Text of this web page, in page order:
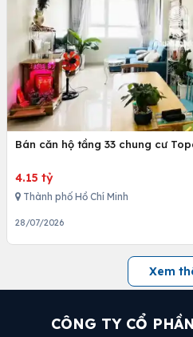
Bán căn hộ tầng 33 chung cư
4.15 tỷ
Thành phố Hồ Chí Minh
28/07/2026
Xem
CÔNG TY CỔ